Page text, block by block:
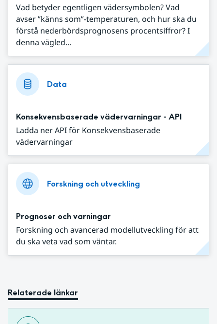
Vad betyder egentligen vädersymbolen? Vad
avser ”känns som”-temperaturen, och hur ska du
förstå nederbördsprognosens procentsiffror? I
denna vägled...
Data
Konsekvensbaserade vädervarningar - API
Ladda ner API för Konsekvensbaserade
vädervarningar
Forskning och utveckling
Prognoser och varningar
Forskning och avancerad modellutveckling för att
du ska veta vad som väntar.
Relaterade länkar